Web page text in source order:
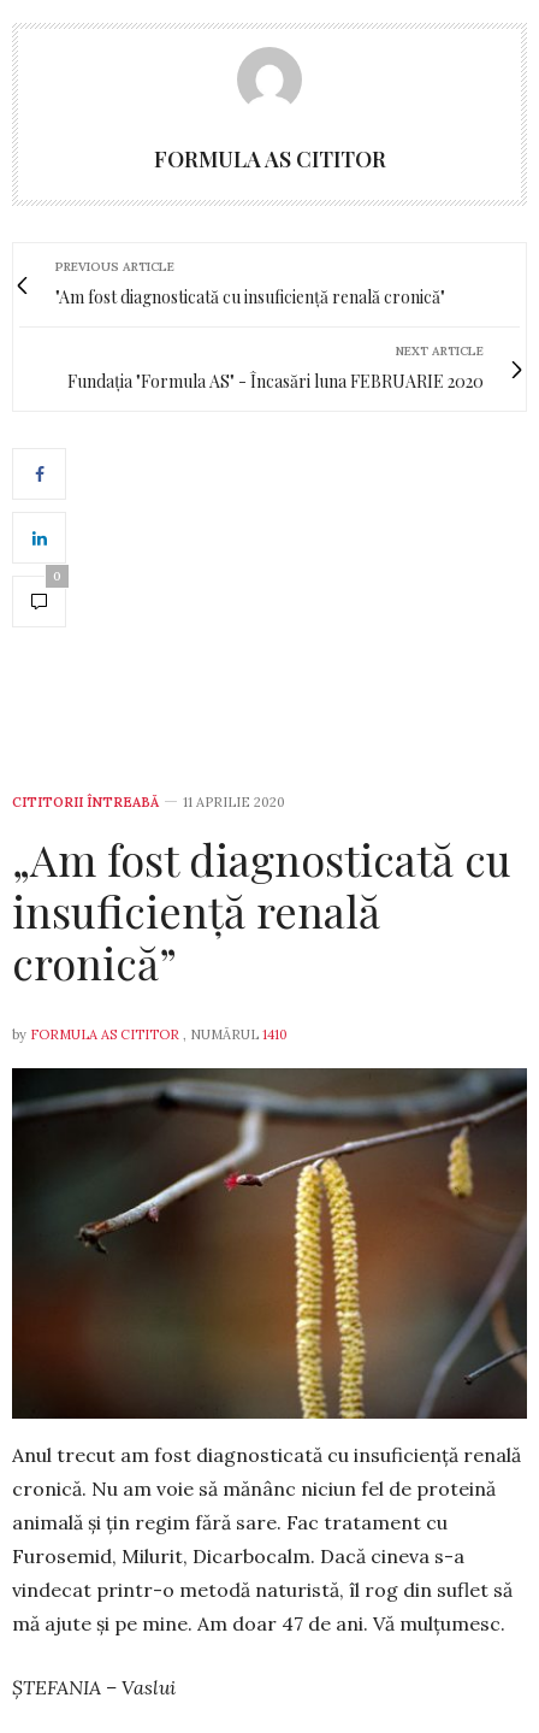
FORMULA AS CITITOR
PREVIOUS ARTICLE
"Am fost diagnosticată cu insuficiență renală cronică"
NEXT ARTICLE
Fundația "Formula AS" - Încasări luna FEBRUARIE 2020
0
CITITORII ÎNTREABĂ 11 APRILIE 2020
„Am fost diagnosticată cu
insuficiență renală
cronică”
by FORMULA AS CITITOR , NUMĂRUL 1410
Anul trecut am fost diagnosticată cu insufi­ciență renală
cronică. Nu am voie să mănânc niciun fel de proteină
animală și țin regim fără sare. Fac tratament cu
Furosemid, Milurit, Di­carbocalm. Dacă cineva s-a
vindecat printr-o metodă naturistă, îl rog din suflet să
mă ajute și pe mine. Am doar 47 de ani. Vă mulțumesc.
ȘTEFANIA – Vaslui